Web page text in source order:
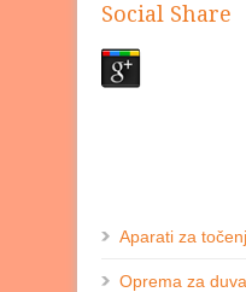
Social Share
Aparati za
Oprema za